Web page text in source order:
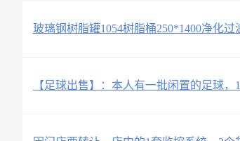
玻璃钢树脂罐1054树脂桶250*1400净化过
【足球出售】：本人有一批闲置的足球，